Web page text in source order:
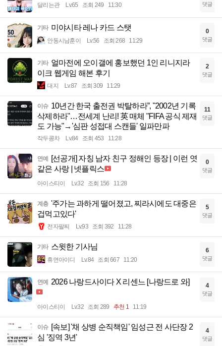
달리는관 Lv.65 조회 249 11:30 댓글
기타 미야시타 레나 카드 스탯
안동시남훈이 Lv.56 조회 268 11:29
0
댓글
기타 얼마전에 오이갤에 홍보했던 1인 리니지라
이크 웹게임 해본 후기
대지 Lv.87 조회 309 11:29
2
댓글
이슈 10년간 한국 출전권 박탈하라”, "2002년 기록
삭제하라"…전세계 난리! 英 매체 "FIFA 공식 제재
도 가능"→'심판 성접대 스캔들' 일파만파
작두콩차 Lv.84 조회 453 11:28
11
댓글
연예 [선공개] 자칭 남자 친구 정해인 등장 | 이런 엿
같은 사랑 | 넷플릭스
아이스티이 Lv.32 조회 156 11:28
0
댓글
계층 '주가는 과하게 떨어졌고, 찌라시에도 대중은
겁먹고있다'
전자팔찌 Lv.93 조회 392 11:28
5
댓글
기타 스윗한 기사님
휴면아이디 Lv.84 조회 667 11:20
6
댓글
연예 2026 나랑드사이다 X 리센느 [나랑드로 와]
아이스티이 Lv.32 조회 289 추천 1 11:19
4
댓글
이슈 [속보] '채 상병 순직책임' 임성근 전 사단장 2
심 '징역 3년'
4
댓글